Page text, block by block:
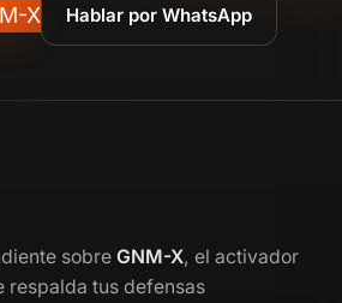
X Hablar por WhatsApp
sobre GNM-X, el activador
respalda tus defensas